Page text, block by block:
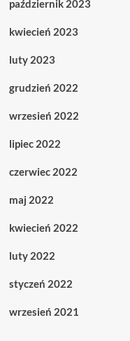
październik 2023
kwiecień 2023
luty 2023
grudzień 2022
wrzesień 2022
lipiec 2022
czerwiec 2022
maj 2022
kwiecień 2022
luty 2022
styczeń 2022
wrzesień 2021